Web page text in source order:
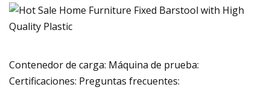
Contenedor de carga: Máquina de prueba:
Certificaciones: Preguntas frecuentes: